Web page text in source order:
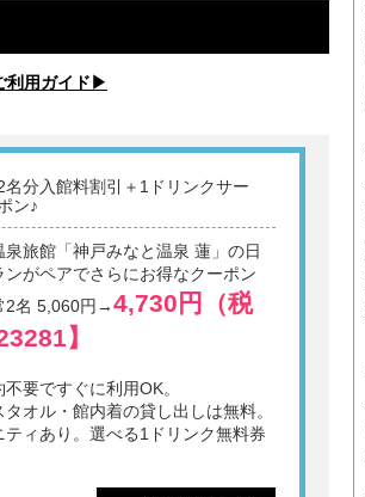
利用ガイド▶︎
名分入館料割引＋1ドリンクサー
ン♪
泉旅館「神戸みなと温泉 蓮」の日
ンがペアでさらにお得なクーポン
2名 5,060円→4,730円（税
】
要ですぐに利用OK。
タオル・館内着の貸し出しは無料。
ティあり。選べる1ドリンク無料券